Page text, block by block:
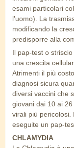
esami particolari
l’uomo). La
modificando la
predisporre alla
Il pap-test o
una crescita
Atrimenti il più
diagnosi sicura
diversi vaccini che
giovani dai 10 ai
virali più pericolosi.
eseguite un pap-
CHLAMYDIA